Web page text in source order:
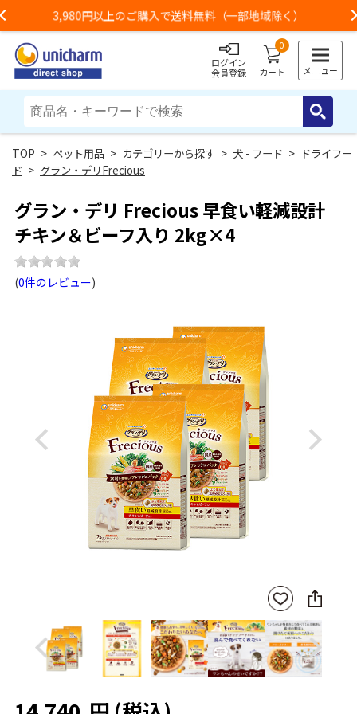
3,980円以上のご購入で送料無料（一部地域除く）
ログイン
会員登録
0
カート メニュー
> ペット用品 > カテゴリーから探す > 犬 - フード > ドライフー
ド > グラン・デリFrecious
グラン・デリ Frecious 早食い軽減設計
チキン＆ビーフ入り 2kg×4
(0件のレビュー)
Previous Next
お気
に入
りに
登録
SNS
に
ェ
ア
Previous Next